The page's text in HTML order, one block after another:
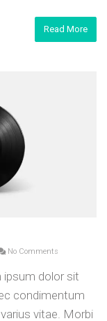
Read More
No Comments
ipsum dolor sit
condimentum
vitae. Morbi